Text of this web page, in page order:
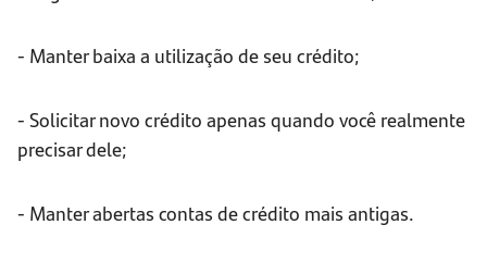
- Manter baixa a utilização de seu crédito;
- Solicitar novo crédito apenas quando você realmente
precisar dele;
- Manter abertas contas de crédito mais antigas.